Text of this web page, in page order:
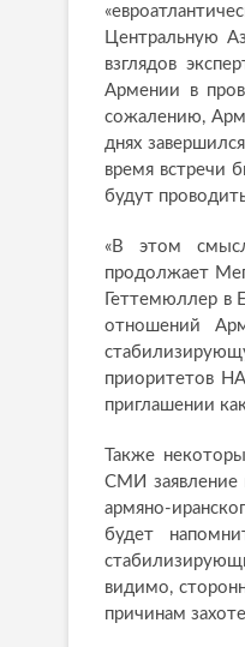
Центральную
взглядов
Армении в
сожалению,
днях
время встречи
будут
«В этом
продолжает
Геттемюллер в
отношений
приоритетов
приглашении
Также
СМИ заявление
армяно-
будет
видимо,
причинам